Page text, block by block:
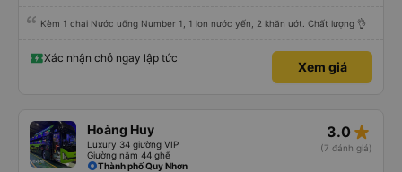
Kèm 1 chai Nước uống Number 1, 1 lon nước yến, 2 khăn ướt. Chất lượng 👌
Xác nhận chỗ ngay lập tức
Xem giá
Hoàng Huy
Luxury 34 giường VIP
Giường nằm 44 ghế
3.0 star_rate
(7 đánh giá)
Thành phố Quy Nhơn